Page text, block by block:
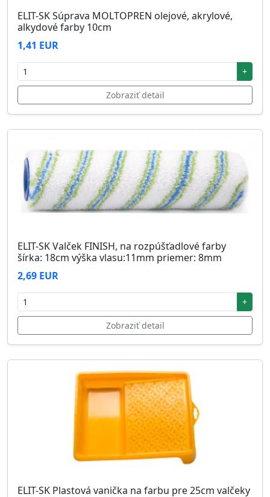
ELIT-SK Súprava MOLTOPREN olejové, akrylové,
alkydové farby 10cm
1,41 EUR
+
Zobraziť detail
ELIT-SK Valček FINISH, na rozpúšťadlové farby
šírka: 18cm výška vlasu:11mm priemer: 8mm
2,69 EUR
+
Zobraziť detail
ELIT-SK Plastová vanička na farbu pre 25cm valčeky